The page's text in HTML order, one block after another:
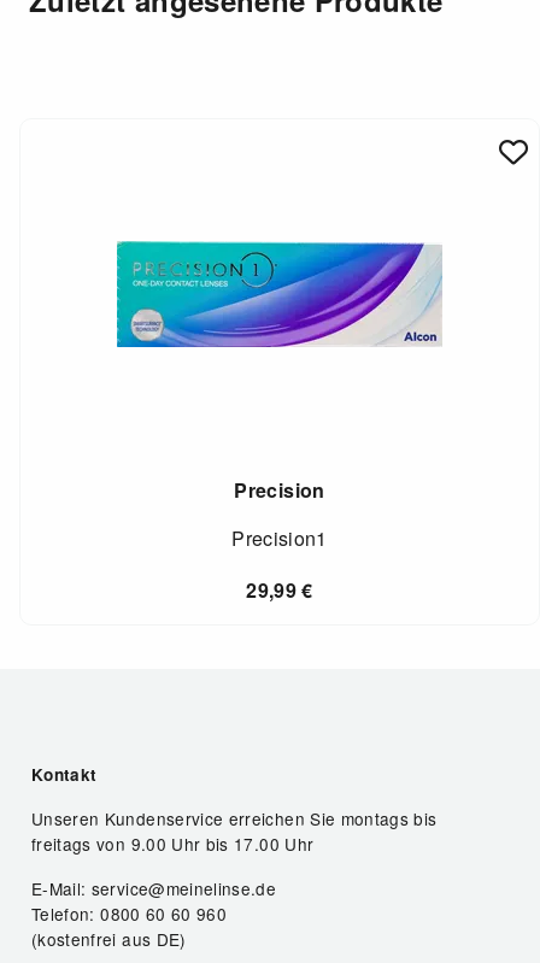
Precision
Precision1
29,99€
Kontakt
Unseren Kundenservice erreichen Sie montags bis
freitags von 9.00 Uhr bis 17.00 Uhr
E-Mail: service@meinelinse.de
Telefon: 0800 60 60 960
(kostenfrei aus DE)